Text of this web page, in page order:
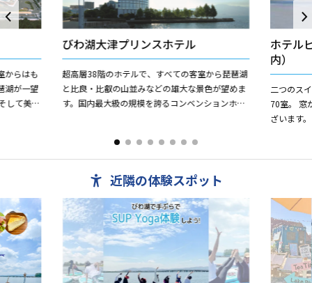
からはも
湖が一望
して美し
びわ湖大津プリンスホテル
超高層38階のホテルで、すべての客室から琵琶湖
と比良・比叡の山並みなどの雄大な景色が望めま
す。国内最大級の規模を誇るコンベンションホー
ホテル
内）
二つのス
70室。 窓
ざいます
近隣の体験スポット